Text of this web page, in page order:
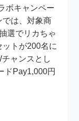
ボキャンペー
では、対象商
選でリカちゃ
トが200名に
ャンスとし
ドPay1,000円